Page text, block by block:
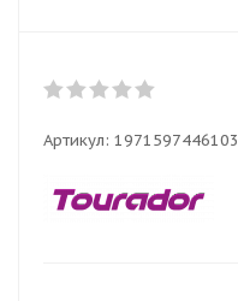
Артикул: 1971597446103